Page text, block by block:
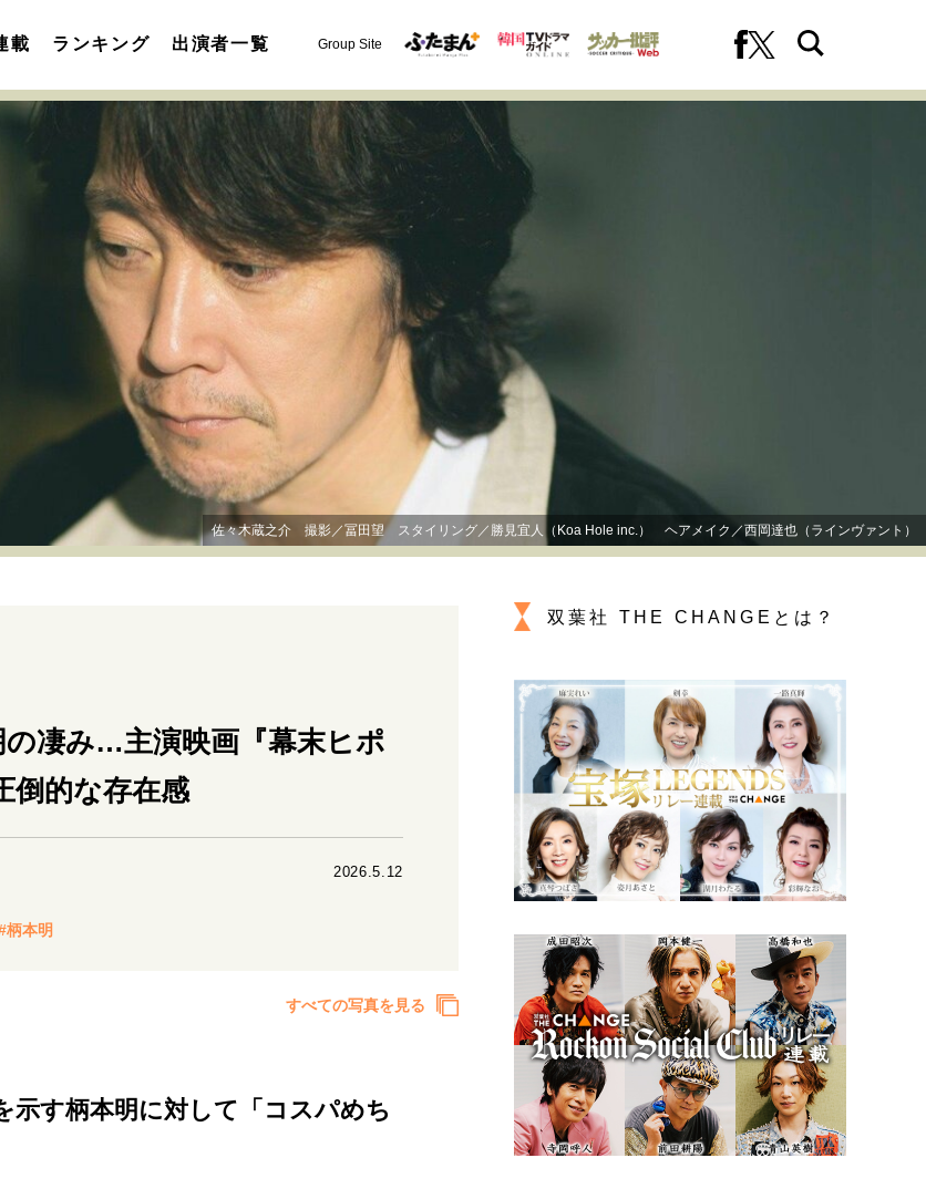
載 ランキング 出演者一覧 Group Site
挫折からの再起 未知への挑戦
人生が動いた日
独立という決断 大人の学び直し
ファーストキャリアを拓く
変革の原動力 次世代へのバトン トップが描く未来
一生モノの愛用品
る/お金との付き合い方
佐々木蔵之介 撮影／冨田望 スタイリング／勝見宜人（Koa Hole inc.） ヘアメイク／西岡達也（ラインヴァント）
凄み…主演映画『幕末ヒポ
倒的な存在感
2026.5.12
柄本明
すべての写真を見る
示す柄本明に対して「コスパめち
双葉社 THE CHANGEとは？